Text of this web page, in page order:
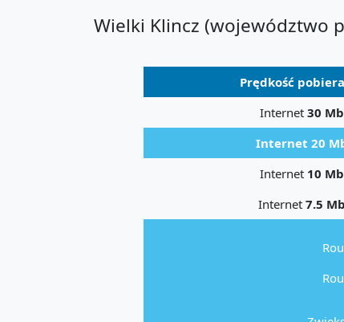
Wielki Klincz (województwo
Prędkość
Internet 30 Mb
Internet 20
Internet 10 Mb
Internet 7.5 Mb